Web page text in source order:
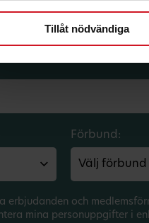
Tillåt nödvändiga
varje månad till din inkorg.
Förbund:
erbjudanden och
mina personuppgifter i